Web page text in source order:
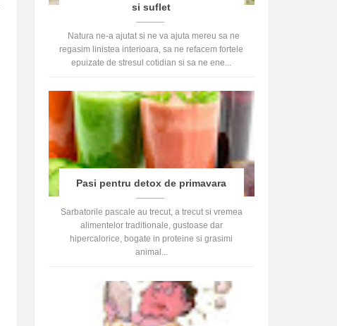
si suflet
Natura ne-a ajutat si ne va ajuta mereu sa ne
regasim linistea interioara, sa ne refacem fortele
epuizate de stresul cotidian si sa ne ene...
Pasi pentru detox de primavara
Sarbatorile pascale au trecut, a trecut si vremea
alimentelor traditionale, gustoase dar
hipercalorice, bogate in proteine si grasimi
animal...